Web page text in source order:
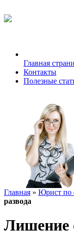
Главная
Контакты
Полезные
Главная » Юрист по
развода
Лишение